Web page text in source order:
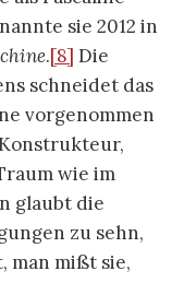
mit
How
Clark oder
ohne
dessen
Mann ohne
Brochs Die